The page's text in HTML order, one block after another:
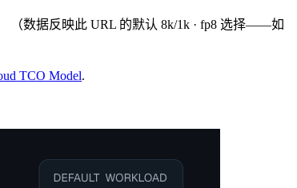
（数据反映此 URL 的默认 8k/1k · fp8 选择——如
TCO Model.